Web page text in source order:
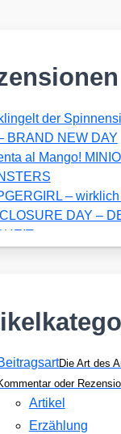
Die Art des
oder
Artikel
Erzählung